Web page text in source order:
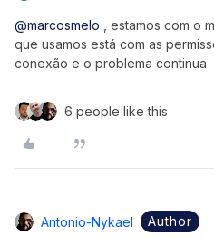
@marcosmelo , estamos com o
que usamos está com as
conexão e o problema continua
6 people like this
Antonio-Nykael Author